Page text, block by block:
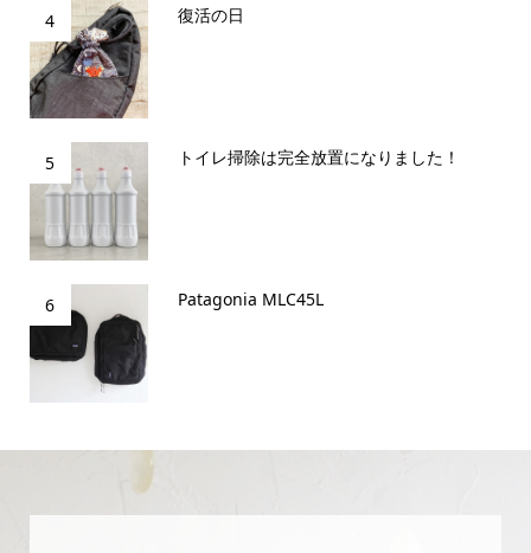
4 復活の日
5 トイレ掃除は完全放置になりました！
6 Patagonia MLC45L